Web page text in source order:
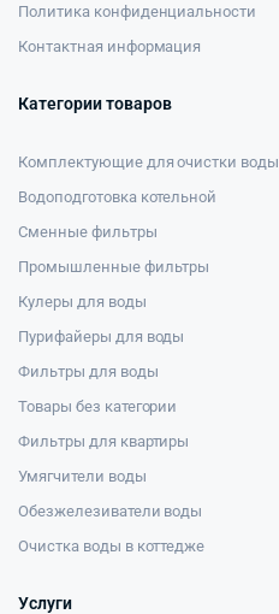
Политика конфиденциальности
Контактная информация
Категории товаров
Комплектующие для очистки воды
Водоподготовка котельной
Сменные фильтры
Промышленные фильтры
Кулеры для воды
Пурифайеры для воды
Фильтры для воды
Товары без категории
Фильтры для квартиры
Умягчители воды
Обезжелезиватели воды
Очистка воды в коттедже
Услуги